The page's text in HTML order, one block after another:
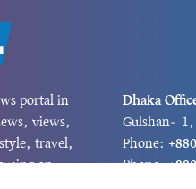
portal in
views,
travel,
on
Dhaka
Gulshan-
Phone:
Phone: